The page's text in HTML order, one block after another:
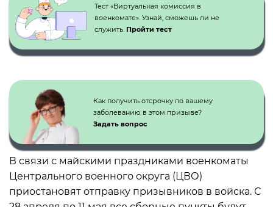
Тест «Виртуальная комиссия в
военкомате». Узнай, сможешь ли не
служить. Пройти тест
Как получить отсрочку по вашему
заболеванию в этом призыве?
Задать вопрос
В связи с майскими праздниками военкоматы
Центрального военного округа (ЦВО)
приостановят отправку призывников в войска. С